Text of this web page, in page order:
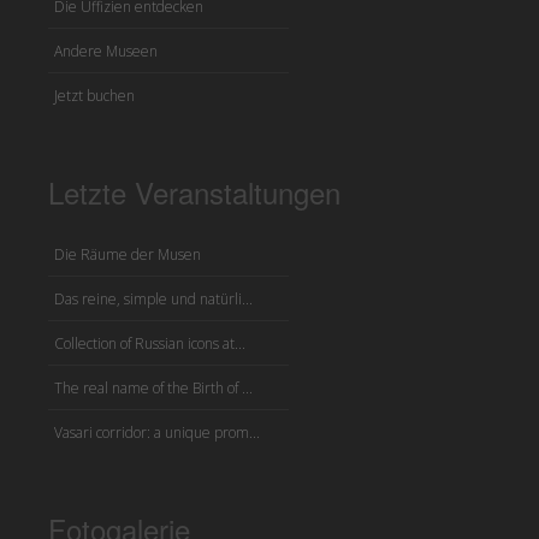
Die Uffizien entdecken
Andere Museen
Jetzt buchen
Letzte Veranstaltungen
Die Räume der Musen
Das reine, simple und natürli...
Collection of Russian icons at...
The real name of the Birth of ...
Vasari corridor: a unique prom...
Fotogalerie